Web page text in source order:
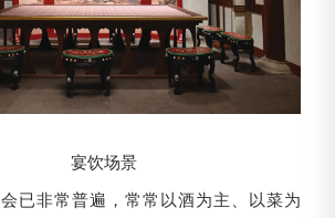
宴饮场景
非常普遍，常常以酒为主、以菜为